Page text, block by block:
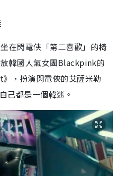
在閃電俠「第二喜歡」的椅
韓國人氣女團Blackpink的
，扮演閃電俠的艾薩米勒
己都是一個韓迷。